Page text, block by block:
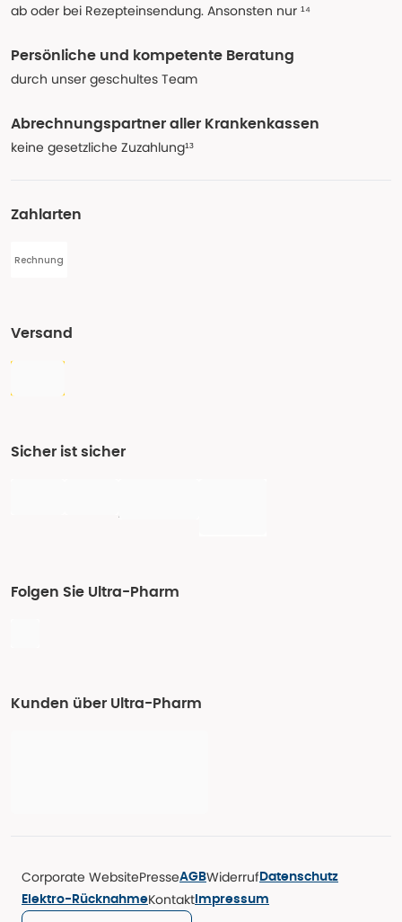
ab oder bei Rezepteinsendung. Ansonsten nur ¹⁴
Persönliche und kompetente Beratung
durch unser geschultes Team
Abrechnungspartner aller Krankenkassen
keine gesetzliche Zuzahlung¹³
Zahlarten
Rechnung
Versand
Sicher ist sicher
Folgen Sie Ultra-Pharm
Kunden über Ultra-Pharm
Corporate WebsitePresseAGBWiderruf Datenschutz
Elektro-RücknahmeKontakt Impressum